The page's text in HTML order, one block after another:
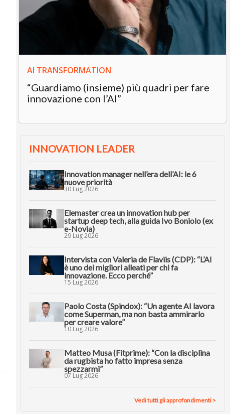
AI TRANSFORMATION
“Guardiamo (insieme) più quadri per fare
innovazione con l’AI”
INNOVATION LEADER
Innovation manager nell’era dell’AI: le 6
nuove priorità
30 Lug 2026
Elemaster crea un innovation hub per
startup deep tech, alla guida Ivo Boniolo (ex
e-Novia)
29 Lug 2026
Intervista con Valeria de Flaviis (CDP): “L’AI
è uno dei migliori alleati per chi fa
innovazione. Ecco perché”
15 Lug 2026
Paolo Costa (Spindox): “Un agente AI lavora
come Superman, ma non basta ammirarlo
per creare valore”
10 Lug 2026
Matteo Musa (Fitprime): “Con la disciplina
da rugbista ho fatto impresa senza
spezzarmi”
07 Lug 2026
Vedi tutti gli approfondimenti >